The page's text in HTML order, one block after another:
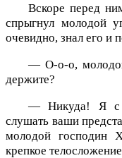
Вскоре перед
спрыгнул молодой
очевидно, знал его и
— О-о-о,
держите?
— Никуда! Я с
слушать ваши
молодой господин
крепкое